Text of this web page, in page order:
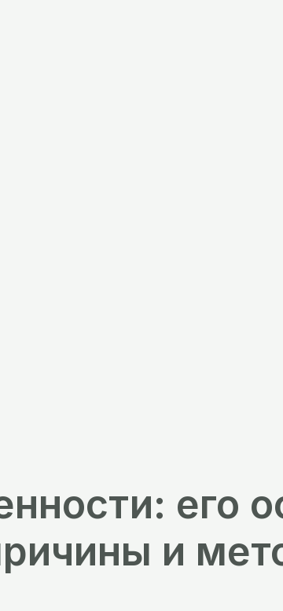
его
и